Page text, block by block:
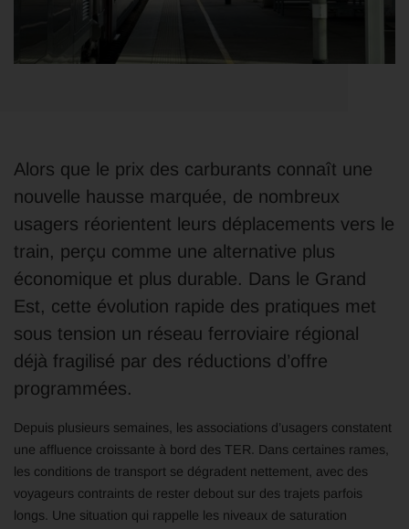
Alors que le prix des carburants connaît une
nouvelle hausse marquée, de nombreux
usagers réorientent leurs déplacements vers le
train, perçu comme une alternative plus
économique et plus durable. Dans le Grand
Est, cette évolution rapide des pratiques met
sous tension un réseau ferroviaire régional
déjà fragilisé par des réductions d’offre
programmées.
Depuis plusieurs semaines, les associations d’usagers constatent
une affluence croissante à bord des TER. Dans certaines rames,
les conditions de transport se dégradent nettement, avec des
voyageurs contraints de rester debout sur des trajets parfois
longs. Une situation qui rappelle les niveaux de saturation